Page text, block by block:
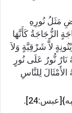
مَثَلُ نُورِهِ
الزُّجَاجَةُ كَأَنَّهَا
لاَّ شَرْقِيَّةٍ وَلاَ
نُّورٌ عَلَى نُورٍ
لِلنَّاسِ